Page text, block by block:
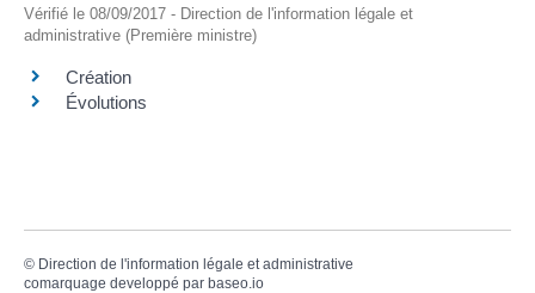
Vérifié le 08/09/2017 - Direction de l'information légale et
administrative (Première ministre)
Création
Évolutions
© Direction de l'information légale et administrative
comarquage developpé par baseo.io